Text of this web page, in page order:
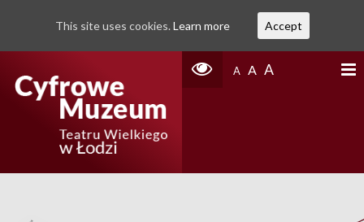
A A A
This site uses cookies. Learn more Accept